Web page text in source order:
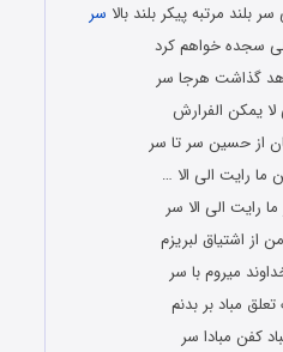
بلند مرتبه پیکر بلند بالا سر
سجده خواهم کرد
گذاشت هرجا سر
یمکن الفرارش
از حسین سر تا سر
ما رایت الی الا …
رایت الی الا سر
اشتیاق لبریزم
میروم با سر
مباد بر بدنم
کفن مبادا سر